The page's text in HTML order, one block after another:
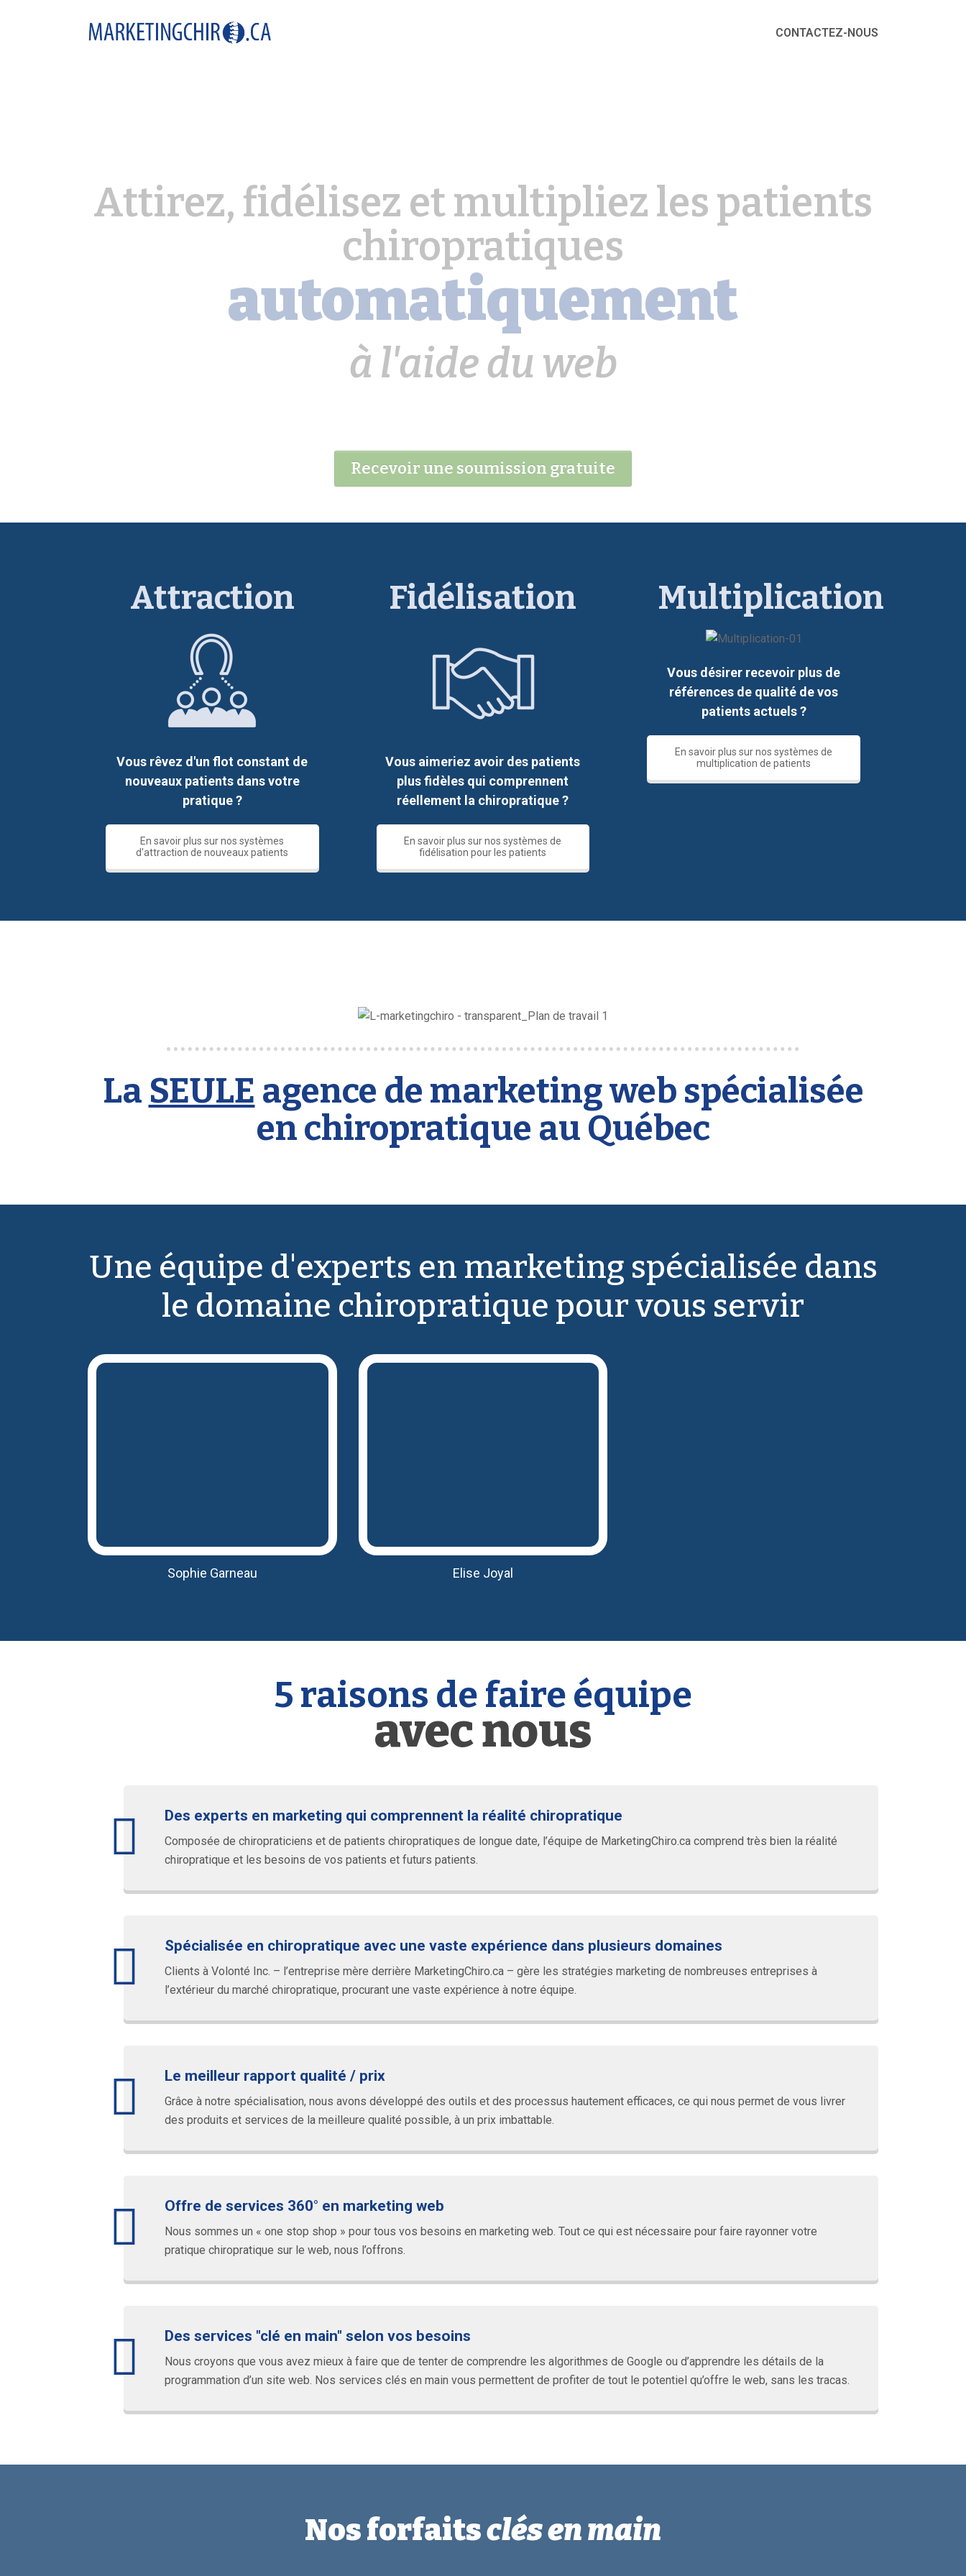
CONTACTEZ-NOUS
Attirez, fidélisez et multipliez les patients
chiropratiques
automatiquement
à l'aide du web
Recevoir une soumission gratuite
Attraction
Vous rêvez d'un flot constant de
nouveaux patients dans votre
pratique ?
En savoir plus sur nos systèmes
d'attraction de nouveaux patients
Fidélisation
Vous aimeriez avoir des patients
plus fidèles qui comprennent
réellement la chiropratique ?
En savoir plus sur nos systèmes de
fidélisation pour les patients
Multiplication
Vous désirer recevoir plus de
références de qualité de vos
patients actuels ?
En savoir plus sur nos systèmes de
multiplication de patients
La SEULE agence de marketing web spécialisée
en chiropratique au Québec
Une équipe d'experts en marketing spécialisée dans
le domaine chiropratique pour vous servir
Sophie Garneau Elise Joyal
5 raisons de faire équipe
avec nous
Des experts en marketing qui comprennent la réalité chiropratique
Composée de chiropraticiens et de patients chiropratiques de longue date, l’équipe de MarketingChiro.ca comprend très bien la réalité
chiropratique et les besoins de vos patients et futurs patients.
Spécialisée en chiropratique avec une vaste expérience dans plusieurs domaines
Clients à Volonté Inc. – l’entreprise mère derrière MarketingChiro.ca – gère les stratégies marketing de nombreuses entreprises à
l’extérieur du marché chiropratique, procurant une vaste expérience à notre équipe.
Le meilleur rapport qualité / prix
Grâce à notre spécialisation, nous avons développé des outils et des processus hautement efficaces, ce qui nous permet de vous livrer
des produits et services de la meilleure qualité possible, à un prix imbattable.
Offre de services 360° en marketing web
Nous sommes un « one stop shop » pour tous vos besoins en marketing web. Tout ce qui est nécessaire pour faire rayonner votre
pratique chiropratique sur le web, nous l’offrons.
Des services "clé en main" selon vos besoins
Nous croyons que vous avez mieux à faire que de tenter de comprendre les algorithmes de Google ou d’apprendre les détails de la
programmation d’un site web. Nos services clés en main vous permettent de profiter de tout le potentiel qu’offre le web, sans les tracas.
Nos forfaitsclés en main